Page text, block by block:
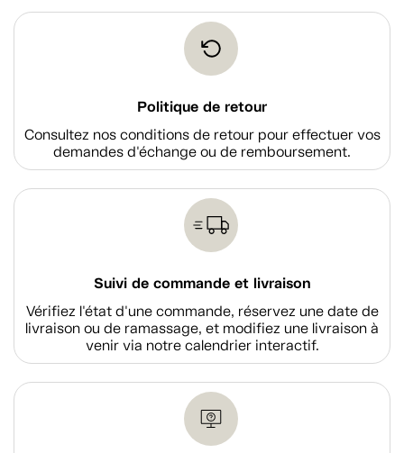
Politique de retour
Consultez nos conditions de retour pour effectuer vos
demandes d'échange ou de remboursement.
Suivi de commande et livraison
Vérifiez l'état d'une commande, réservez une date de
livraison ou de ramassage, et modifiez une livraison à
venir via notre calendrier interactif.